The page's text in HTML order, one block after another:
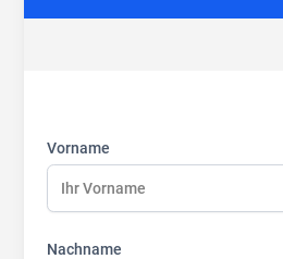
name:
name:
name:
Vorname
Nachname